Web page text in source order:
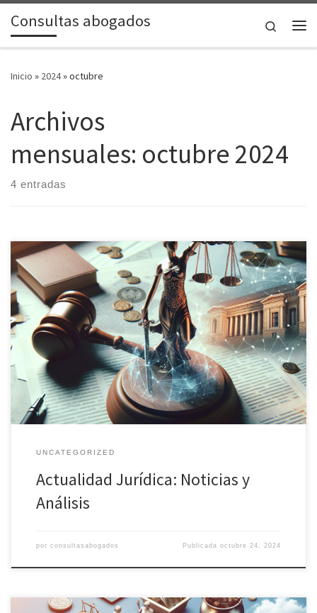
Saltar al contenido
Consultas abogados
Search
Inicio » 2024»octubre
Archivos
mensuales: octubre 2024
4 entradas
En el siempre dinámico ámbito del derecho, mantenerse al día
con la actualidad jurídica: noticias y análisis es fundamental tanto
para profesionales del sector como para aquellas personas
interesadas en entender mejor su entorno legal. Aquí os
ofrecemos un vistazo a las tendencias actuales y los análisis más
relevantes para […]
UNCATEGORIZED
Actualidad Jurídica: Noticias y
Análisis
por consultasabogados Publicadaoctubre 24, 2024